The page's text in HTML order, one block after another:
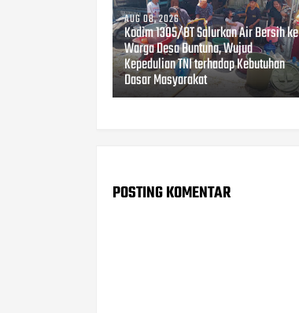
AUG 08, 2026
Kodim 1305/BT Salurkan Air Bersih ke
Warga Desa Buntuna, Wujud
Kepedulian TNI terhadap Kebutuhan
Dasar Masyarakat
POSTING KOMENTAR